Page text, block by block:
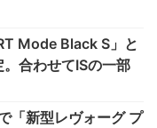
Mode Black S」と
合わせてISの一部
「新型レヴォーグ プ